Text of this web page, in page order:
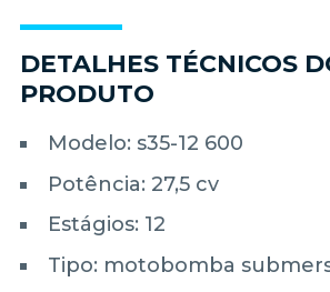
DETALHES TÉCNICOS
PRODUTO
Modelo: s35-12 600
Potência: 27,5 cv
Estágios: 12
Tipo: motobomba